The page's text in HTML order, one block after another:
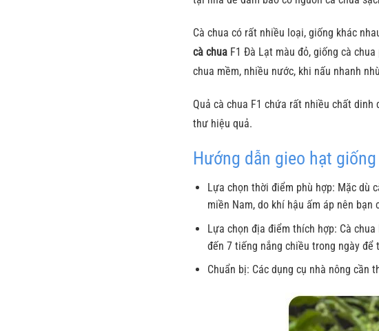
Cà chua có rất nhiều loại, giống khác
cà chua F1 Đà Lạt màu đỏ, giống cà
chua mềm, nhiều nước, khi nấu nhanh
Quả cà chua F1 chứa rất nhiều chất
thư hiệu quả.
Hướng dẫn gieo hạt
Lựa chọn thời điểm phù hợp: Mặc dù
miền Nam, do khí hậu ấm áp nên
Lựa chọn địa điểm thích hợp: Cà
đến 7 tiếng nắng chiều trong ngày để
Chuẩn bị: Các dụng cụ nhà nông